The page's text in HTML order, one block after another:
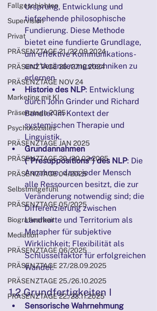
Fallgeschichten
Supervision
Privat
PRÄSENZTAGE 21./22.09.2024
PRÄSENZTAGE 26./27.10.2024
PRÄSENZTAGE NOV 24
Marketing mit KI
Präsenztage 2025
Psychosoziales
PRÄSENZTAGE JAN 2025
PRÄSENZTAGE 29./30.03.2025
PRÄSENZTAGE 04/2025
Selbstmitgefühl
PRÄSENZTAGE 05/2025
Biografiearbeit
Mediation
PRÄSENZTAGE 06/2025
PRÄSENZTAGE 27./28.09.2025
PRÄSENZTAGE 25./26.10.2025
PRÄSENZTAGE 22./23.11.2025
Ursprung, Entwicklung und
tiefgehende philosophische
Fundierung. Diese Methode
bietet eine fundierte Grundlage,
um effektive Kommunikations-
und Veränderungstechniken zu
erlernen.
Historie des NLP: Entwicklung
durch John Grinder und Richard
Bandler im Kontext der
systemischen Therapie und
Linguistik.
Grundannahmen
("Presuppositions") des NLP: Die
Annahme, dass jeder Mensch
alle Ressourcen besitzt, die zur
Veränderung notwendig sind; die
Differenzierung zwischen
Landkarte und Territorium als
Metapher für subjektive
Wirklichkeit; Flexibilität als
Schlüsselfaktor für erfolgreichen
Wandel.
1.2 Grundfertigkeiten I
Sensorische Wahrnehmung